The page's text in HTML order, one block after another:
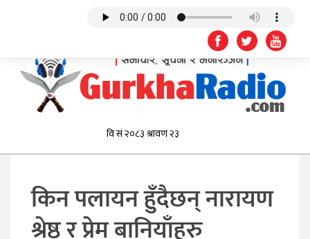
किन पलायन हुँदैछन् नारायण
श्रेष्ठ र प्रेम बानियाँहरु